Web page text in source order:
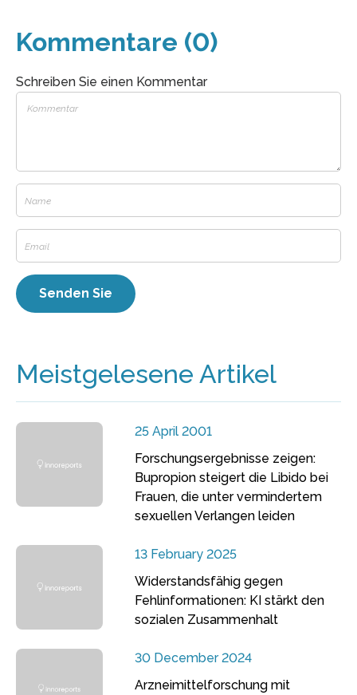
Kommentare (0)
Schreiben Sie einen Kommentar
Meistgelesene Artikel
25 April 2001
Forschungsergebnisse zeigen:
Bupropion steigert die Libido bei
Frauen, die unter vermindertem
sexuellen Verlangen leiden
13 February 2025
Widerstandsfähig gegen
Fehlinformationen: KI stärkt den
sozialen Zusammenhalt
30 December 2024
Arzneimittelforschung mit